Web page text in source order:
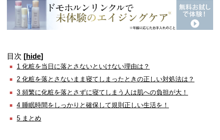
目次 [hide]
1 化粧を当日に落とさないといけない理由は？
2 化粧を落とさないまま寝てしまったときの正しい対処法は？
3 頻繁に化粧を落とさずに寝てしまう人は肌への負担が大！
4 睡眠時間をしっかりと確保して規則正しい生活を！
5 まとめ